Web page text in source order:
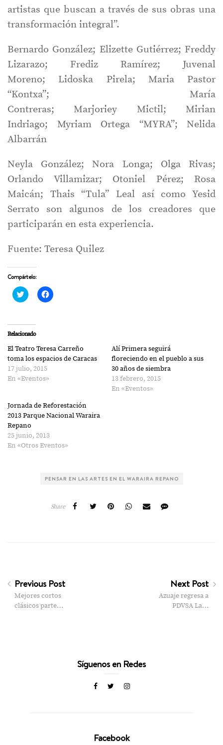
artistas que buscan a través de sus obras una
transformación integral”.
Bernardo González; Elizette Gutiérrez; Freddy
Lizarazo; Frediz Ramírez; Juvenal
Moreno; Lidoska Pirela; Maria Pastor
“Kontxa”; María
Contreras; Marjoriey Mictil; Mirian
Indriago; Myriam Ortega “MYRA”; Nelida
Albarrán
Neyla González; Nora Longa; Olga Rivas;
Orlando Villamizar; Otoniel Pérez; Rosa
Maicán; Thais “Tula” Leal así como Yesid
Serrato son algunos de los creadores que
participarán en esta experiencia.
Fuente: Teresa Quilez
Compártelo:
Haz
clic
Twitter
(Se
abre
en
una
ventana
nueva)
Haz
clic
una
ventana
Relacionado
El Teatro Teresa Carreño
toma los espacios de Caracas
17 julio, 2015
En «Eventos»
Alí Primera seguirá
floreciendo en el pueblo a sus
30 años de siembra
13 febrero, 2015
En «Eventos»
Jornada de Reforestación
2013 Parque Nacional Waraira
Repano
25 junio, 2013
En «Otros Eventos»
PENSAR EN LAS ARTES EN EL WARAIRA REPANO
Share
Previous Post
Mejores cortos
clásicos parte…
Next Post
Azuaje regresa a
PDVSA La…
Síguenos en Redes
Facebook